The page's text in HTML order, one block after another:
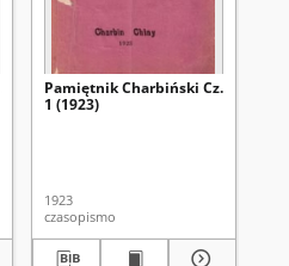
Pamiętnik Charbiński Cz.
1 (1923)
1923
czasopismo